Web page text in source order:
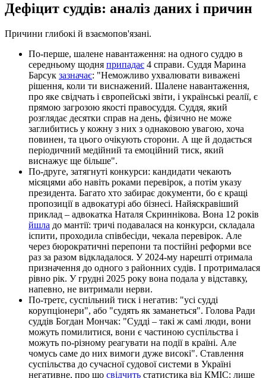
Дефіцит суддів: аналіз даних і причин
Причини глибокі й взаємопов'язані.
По-перше, шалене навантаження: на одного суддю в
середньому щодня припадає 4 справи. Суддя Марина
Барсук зазначає: "Неможливо ухвалювати виважені
рішення, коли ти виснажений. Шалене навантаження,
про яке свідчать і європейські звіти, і українські реалії, є
прямою загрозою якості правосуддя. Суддя, який
розглядає десятки справ на день, фізично не може
заглибитись у кожну з них з однаковою увагою, хоча
повинен, та цього очікують сторони. А ще й додається
періодичний медійний та емоційний тиск, який
виснажує ще більше".
По-друге, затягнуті конкурси: кандидати чекають
місяцями або навіть роками перевірок, а потім указу
президента. Багато хто забирає документи, бо є кращі
пропозиції в адвокатурі або бізнесі. Найяскравіший
приклад – адвокатка Наталя Скриннікова. Вона 12 років
йшла до мантії: тричі подавалася на конкурси, складала
іспити, проходила співбесіди, чекала перевірок. Але
через бюрократичні перепони та постійні реформи все
раз за разом відкладалося. У 2024-му нарешті отримала
призначення до одного з районних судів. І протрималася
рівно рік. У грудні 2025 року вона подала у відставку,
напевно, не витримали нерви.
По-третє, суспільний тиск і негатив: "усі судді
корупціонери", або "судять як заманеться". Голова Ради
суддів Богдан Мончак: "Судді – такі ж самі люди, вони
можуть помилитися, вони є частиною суспільства і
можуть по-різному реагувати на події в країні. Але
чомусь саме до них вимоги дуже високі". Ставлення
суспільства до сучасної судової системи в Україні
негативне, про що свідчить статистика від КМІС: лише